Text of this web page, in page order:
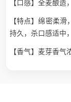
【口感】全麦酿造
【特点】绵密柔
持久，杀口感适中
【香气】麦芽香气